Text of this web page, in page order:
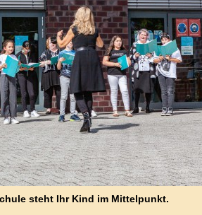
steht Ihr Kind im Mittelpunkt.